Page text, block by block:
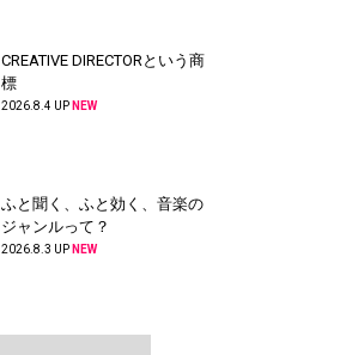
CREATIVE DIRECTORという商
標
2026.8.4 UP NEW
ふと聞く、ふと効く、音楽の
ジャンルって？
2026.8.3 UP NEW